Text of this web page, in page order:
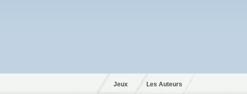
Jeux Les Auteurs